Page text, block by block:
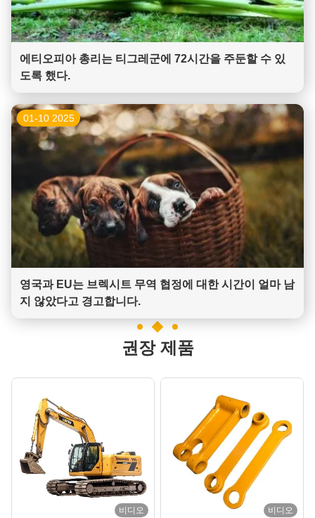
에티오피아 총리는 티그레군에 72시간을 주둔할 수 있
도록 했다.
01-10 2025
영국과 EU는 브렉시트 무역 협정에 대한 시간이 얼마 남
지 않았다고 경고합니다.
권장 제품
비디오 비디오